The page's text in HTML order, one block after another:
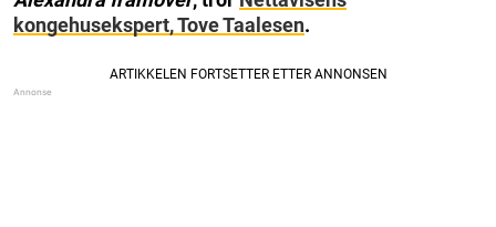
kongehusekspert, Tove Taalesen.